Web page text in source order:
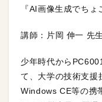
『AI画像生成でちょ
講師：片岡 伸一 先
少年時代から
て、大学の技術支援
Windows CE等の携